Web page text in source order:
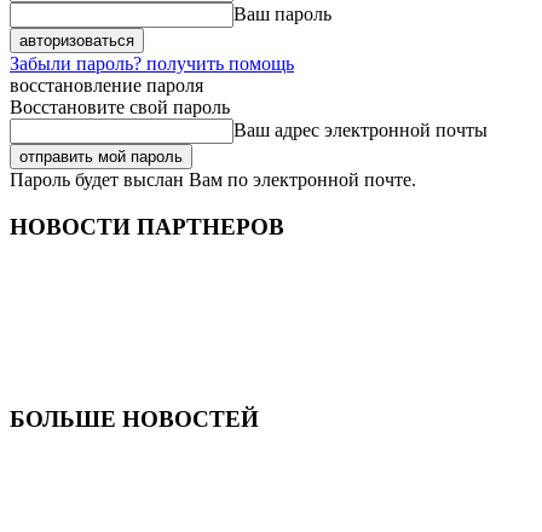
Ваш пароль
Забыли пароль? получить помощь
восстановление пароля
Восстановите свой пароль
Ваш адрес электронной почты
Пароль будет выслан Вам по электронной почте.
НОВОСТИ ПАРТНЕРОВ
БОЛЬШЕ НОВОСТЕЙ